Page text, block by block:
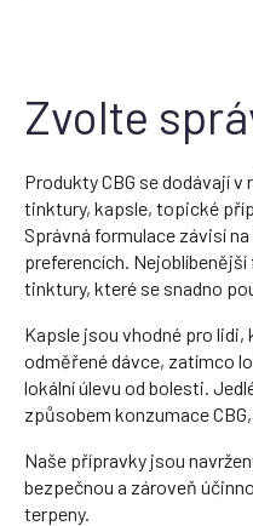
Zvolte
Produkty CBG se dodávají
tinktury, kapsle, topické
Správná formulace závisí
preferencích.
tinktury, které se snadno
Kapsle jsou vhodné pro
odměřené dávce, zatímco
lokální úlevu od bolesti.
způsobem konzumace
Naše přípravky jsou
bezpečnou a zároveň
terpeny.